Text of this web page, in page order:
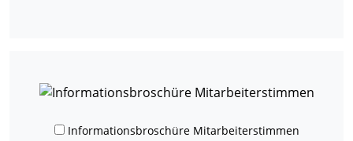
Informationsbroschüre Mitarbeiterstimmen